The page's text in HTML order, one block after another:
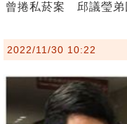
曾捲私菸案 邱議瑩弟
2022/11/30 10:22